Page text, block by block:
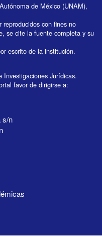
de México (UNAM),
con fines no
se cite la fuente completa y su
escrito de la institución.
Jurídicas.
favor de dirigirse a:
s/n